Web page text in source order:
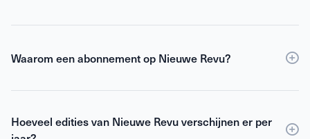
Waarom een abonnement op Nieuwe Revu?
Eenabonnementop Nieuwe Revu is voordeliger dan
scherpe journalistiek en digitale edities. Je ontvangt
Hoeveel edities van Nieuwe Revu verschijnen er per